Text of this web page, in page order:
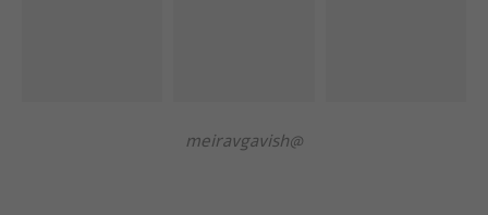
@meiravgavish